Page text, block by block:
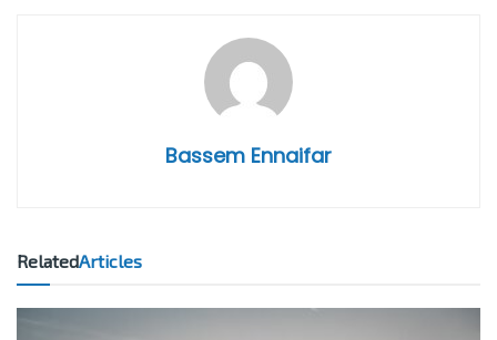
Bassem Ennaifar
RelatedArticles